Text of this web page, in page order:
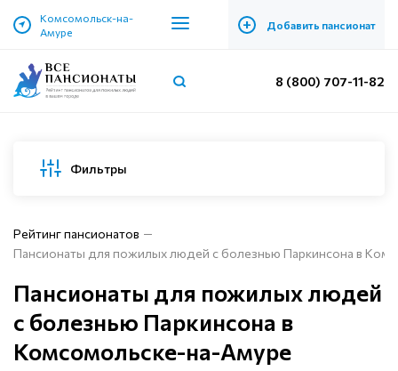
Комсомольск-на-
Амуре
+ Добавить пансионат
8 (800) 707-11-82
Фильтры
Рейтинг пансионатов
Пансионаты для пожилых людей с болезнью Паркинсона в
Пансионаты для пожилых людей
с болезнью Паркинсона в
Комсомольске-на-Амуре